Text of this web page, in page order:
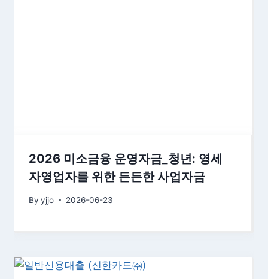
2026 미소금융 운영자금_청년: 영세
자영업자를 위한 든든한 사업자금
By yjjo 2026-06-23